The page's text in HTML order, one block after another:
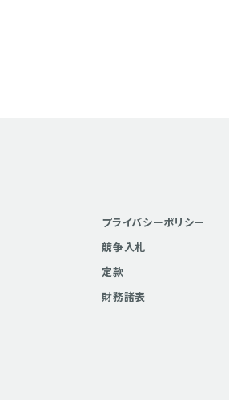
プライバシーポリシー
競争入札
定款
財務諸表